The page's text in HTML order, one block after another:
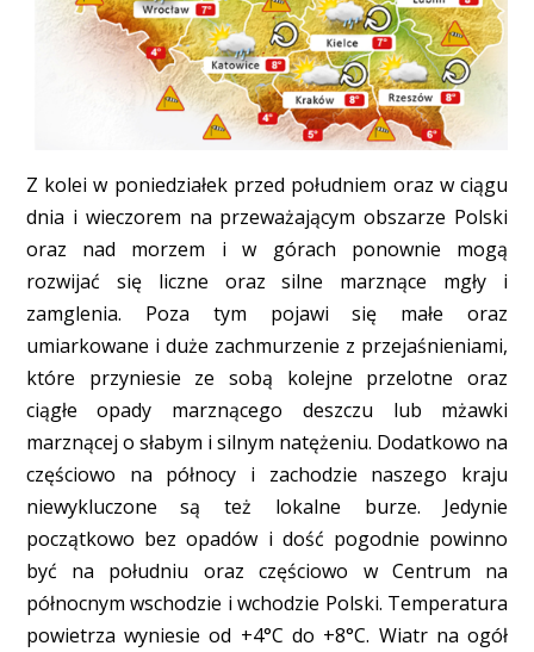
Z kolei w poniedziałek przed południem oraz w ciągu
dnia i wieczorem na przeważającym obszarze Polski
oraz nad morzem i w górach ponownie mogą
rozwijać się liczne oraz silne marznące mgły i
zamglenia. Poza tym pojawi się małe oraz
umiarkowane i duże zachmurzenie z przejaśnieniami,
które przyniesie ze sobą kolejne przelotne oraz
ciągłe opady marznącego deszczu lub mżawki
marznącej o słabym i silnym natężeniu. Dodatkowo na
częściowo na północy i zachodzie naszego kraju
niewykluczone są też lokalne burze. Jedynie
początkowo bez opadów i dość pogodnie powinno
być na południu oraz częściowo w Centrum na
północnym wschodzie i wchodzie Polski. Temperatura
powietrza wyniesie od +4°C do +8°C. Wiatr na ogół